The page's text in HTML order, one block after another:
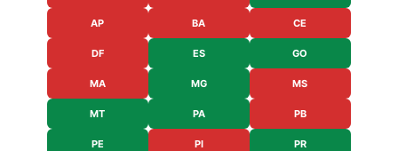
AP BA CE
DF ES GO
MA MG MS
MT PA PB
PE PI PR